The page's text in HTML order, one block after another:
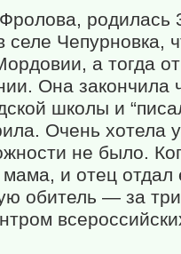
родилась
селе Чепурновка,
а тогда
Она закончила
школы и
Очень хотела
не было.
и отец отдал
обитель — за